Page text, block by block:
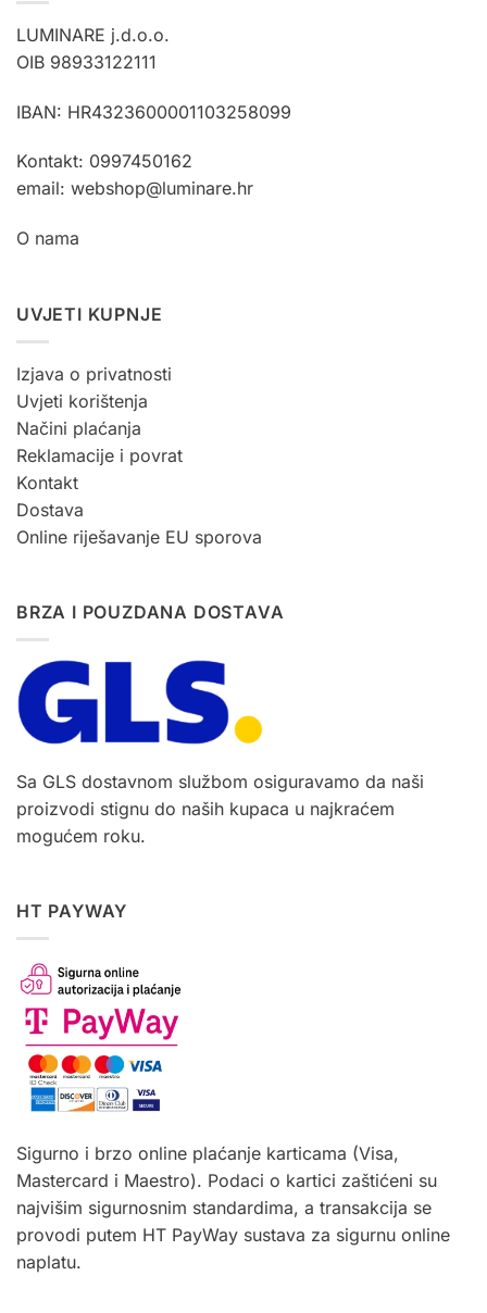
mogu
odabrati
stranici
LUMINARE j.d.o.o.
OIB 98933122111
IBAN: HR4323600001103258099
Kontakt: 0997450162
email: webshop@luminare.hr
O nama
UVJETI KUPNJE
Izjava o privatnosti
Uvjeti korištenja
Načini plaćanja
Reklamacije i povrat
Kontakt
Dostava
Online riješavanje EU sporova
BRZA I POUZDANA DOSTAVA
Sa GLS dostavnom službom osiguravamo da naši
proizvodi stignu do naših kupaca u najkraćem
mogućem roku.
HT PAYWAY
Sigurno i brzo online plaćanje karticama (Visa,
Mastercard i Maestro). Podaci o kartici zaštićeni su
najvišim sigurnosnim standardima, a transakcija se
provodi putem HT PayWay sustava za sigurnu online
naplatu.